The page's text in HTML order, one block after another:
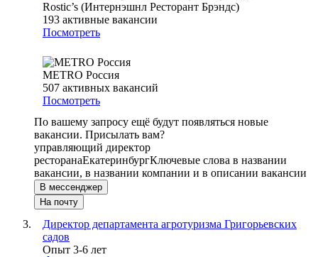
Rostic’s (Интернэшнл Ресторант Брэндс)
193 активные вакансии
Посмотреть
METRO Россия
507 активных вакансий
Посмотреть
По вашему запросу ещё будут появляться новые
вакансии. Присылать вам?
управляющий директор
ресторанаЕкатеринбургКлючевые слова в названии
вакансии, в названии компании и в описании вакансии
В мессенджер
На почту
Директор департамента агротуризма Григорьевских
садов
Опыт 3-6 лет